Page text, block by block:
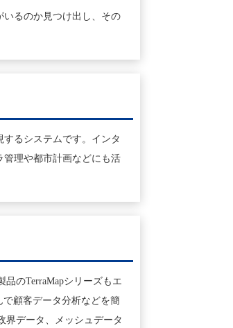
るのか見つけ出し、その
するシステムです。インタ
理や都市計画などにも活
のTerraMapシリーズもエ
顧客データ分析などを簡
界データ、メッシュデータ